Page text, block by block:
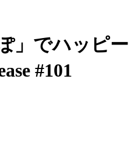
」でハッピー
#101